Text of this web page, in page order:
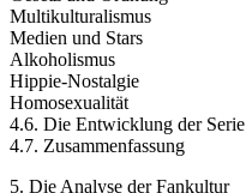
Multikulturalismus
Medien und Stars
Alkoholismus
Hippie-Nostalgie
Homosexualität
4.6. Die Entwicklung der Serie
4.7. Zusammenfassung
5. Die Analyse der Fankultur